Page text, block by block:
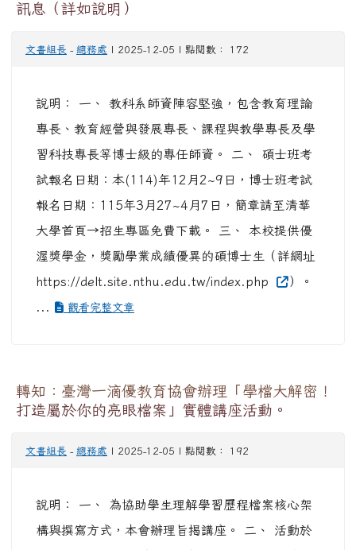
訊息（詳如說明）
文書組長 - 總務處 | 2025-12-05 | 點閱數： 172
說明： 一、 教科系師資陣容堅強，包含教育理論
專長、教育經營與發展專長、課程與教學專長及學
習科技專長等博士級的專任師資。 二、 碩士班考
試報名日期：本(114)年12月2~9日，博士班考試
報名日期：115年3月27~4月7日，簡章請至清華
大學首頁→招生專區免費下載。 三、 本校提供優
渥獎學金，獎勵學業成績優異的碩博士生（詳網址
https://delt.site.nthu.edu.tw/index.php
）。
...
觀看完整文章
轉知：臺灣一滴優教育協會辦理「學檔大解密！
打造屬於你的亮眼檔案」實體講座活動。
文書組長 - 總務處 | 2025-12-05 | 點閱數： 192
說明： 一、 為協助學生理解學習歷程檔案核心架
構與撰寫方式，本會辦理旨揭講座。 二、 活動於